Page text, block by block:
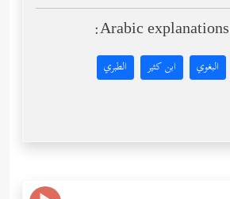
Arabic
البغوي ابن كثير الطبري